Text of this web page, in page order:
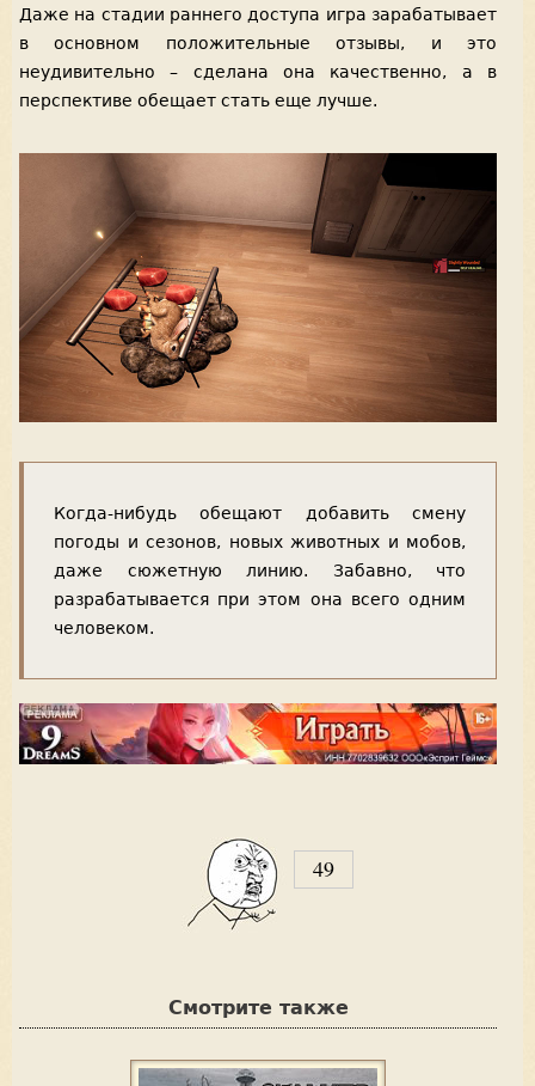
Даже на стадии раннего доступа игра зарабатывает
в основном положительные отзывы, и это
неудивительно – сделана она качественно, а в
перспективе обещает стать еще лучше.
Когда-нибудь обещают добавить смену
погоды и сезонов, новых животных и мобов,
даже сюжетную линию. Забавно, что
разрабатывается при этом она всего одним
человеком.
49
e
p
Смотрите также